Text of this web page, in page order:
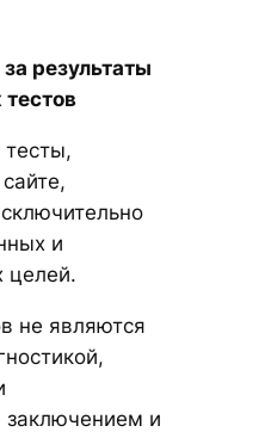
результаты
тестов
тесты,
и
целей.
не являются
заключением и